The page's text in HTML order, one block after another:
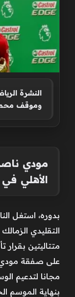
النشرة
وموقف
مودي
الأهلي
بدوره، استغل
التقليدي
متتاليتين
على صفقة مودي
مجانا لتدعيم
بنهاية الموسم